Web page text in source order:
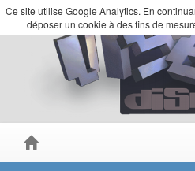
Ce site utilise Google Analytics. En
déposer un cookie à des fins de